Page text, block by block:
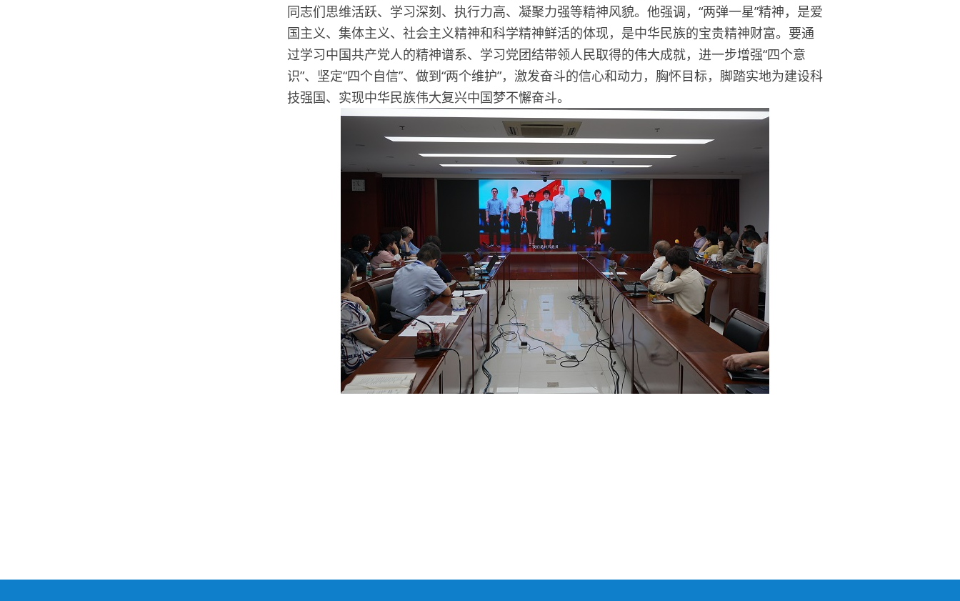
同志们思维活跃、学习深刻、执行力高、凝聚力强等精神风貌。他强调，“两弹一星”精神，是爱
国主义、集体主义、社会主义精神和科学精神鲜活的体现，是中华民族的宝贵精神财富。要通
过学习中国共产党人的精神谱系、学习党团结带领人民取得的伟大成就，进一步增强“四个意
识”、坚定“四个自信”、做到“两个维护”，激发奋斗的信心和动力，胸怀目标，脚踏实地为建设科
技强国、实现中华民族伟大复兴中国梦不懈奋斗。